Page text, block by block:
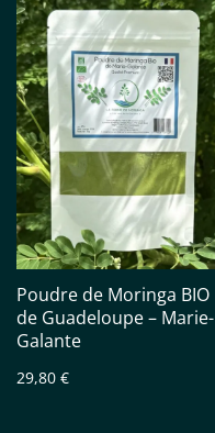
Poudre de Moringa BIO
de Guadeloupe – Marie-
Galante
29,80 €